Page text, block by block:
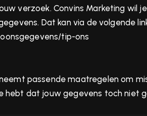
verzoek. Convins Marketing
Dat kan via de volgende
tip-ons
passende maatregelen om
dat jouw gegevens toch niet